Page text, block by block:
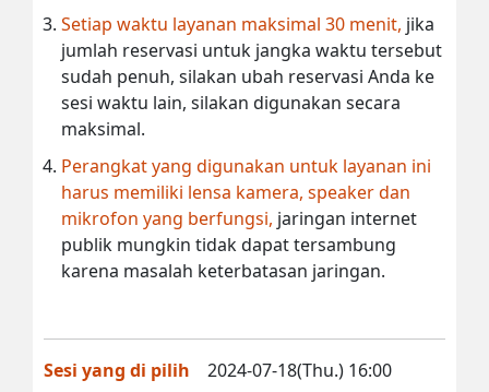
Setiap waktu layanan maksimal 30 menit, jika
jumlah reservasi untuk jangka waktu tersebut
sudah penuh, silakan ubah reservasi Anda ke
sesi waktu lain, silakan digunakan secara
maksimal.
Perangkat yang digunakan untuk layanan ini
harus memiliki lensa kamera, speaker dan
mikrofon yang berfungsi, jaringan internet
publik mungkin tidak dapat tersambung
karena masalah keterbatasan jaringan.
Sesi yang di pilih 2024-07-18(Thu.) 16:00